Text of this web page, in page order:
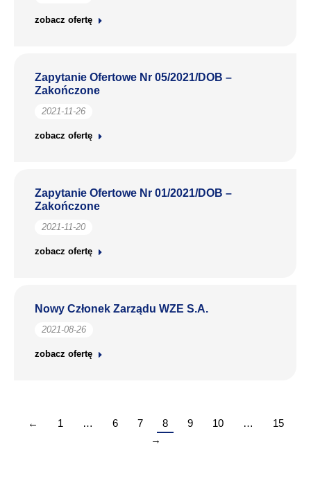
zobacz ofertę
Zapytanie Ofertowe Nr 05/2021/DOB –
Zakończone
2021-11-26
zobacz ofertę
Zapytanie Ofertowe Nr 01/2021/DOB –
Zakończone
2021-11-20
zobacz ofertę
Nowy Członek Zarządu WZE S.A.
2021-08-26
zobacz ofertę
← 1 … 6 7 8 9 10 …
15
→